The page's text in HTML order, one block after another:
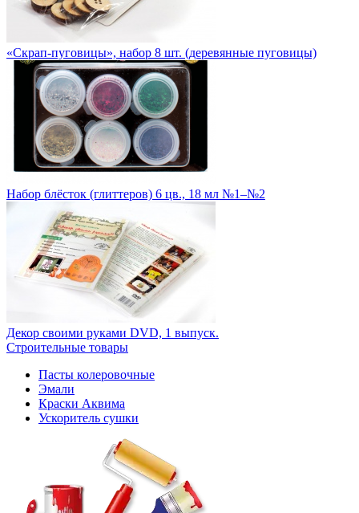
«Скрап-пуговицы», набор 8 шт. (деревянные пуговицы)
Набор блёсток (глиттеров) 6 цв., 18 мл №1–№2
Декор своими руками DVD, 1 выпуск.
Строительные товары
Пасты колеровочные
Эмали
Краски Аквима
Ускоритель сушки